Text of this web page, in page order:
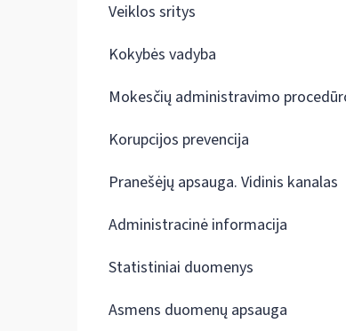
Veiklos sritys
Kokybės vadyba
Mokesčių administravimo
Korupcijos prevencija
Pranešėjų apsauga. Vidinis kanalas
Administracinė informacija
Statistiniai duomenys
Asmens duomenų apsauga